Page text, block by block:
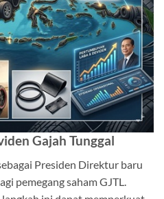
Gajah Tunggal
Presiden Direktur baru
pemegang saham GJTL.